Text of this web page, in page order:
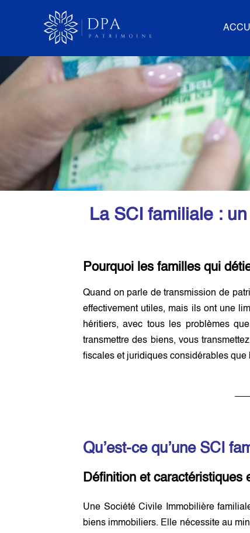
La SCI familiale : un outil
|Mai 21, 2026|Transmission 0
La SCI familiale :
Pourquoi les familles qui
Quand on parle de transmission de
effectivement utiles, mais ils ont une
héritiers, avec tous les problèmes
transmettre des biens, vous
fiscales et juridiques considérables
Qu’est-ce qu’une SCI
Définition et caractéristiques
Une Société Civile Immobilière
biens immobiliers. Elle nécessite au